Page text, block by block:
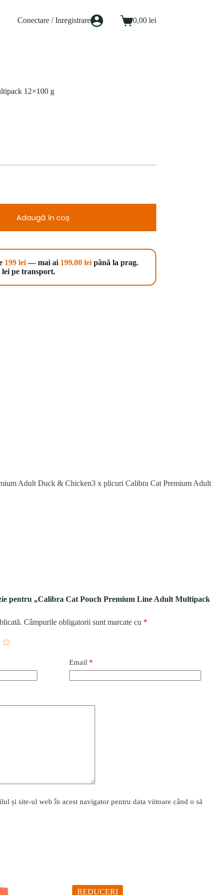
Conectare / Inregistrare
Coș0,00 lei
12×100 g
Adaugă în coș
199 lei— mai ai 199,00 leipână la prag.
lei pe transport.
Adult Duck & Chicken3 x plicuri Calibra Cat Premium Adult
pentru „Calibra Cat Pouch Premium Line Adult Multipack
Câmpurile obligatorii sunt marcate cu *
Email *
și site-ul web în acest navigator pentru data viitoare când o să
REDUCERI